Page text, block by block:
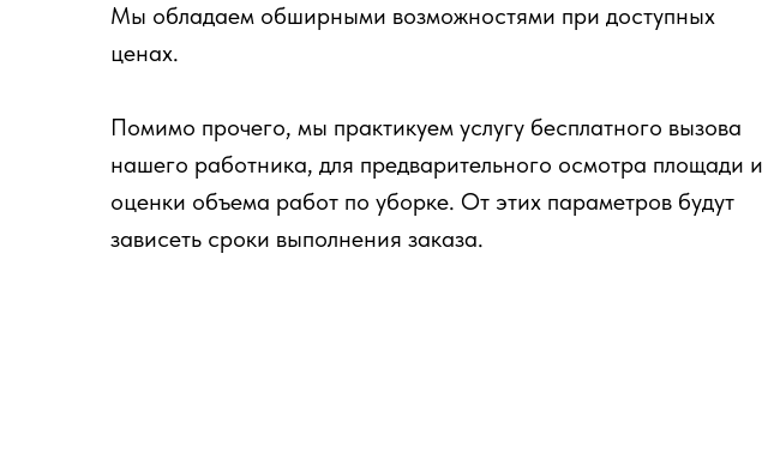
Мы обладаем обширными возможностями при доступных
ценах.
Помимо прочего, мы практикуем услугу бесплатного вызова
нашего работника, для предварительного осмотра площади и
оценки объема работ по уборке. От этих параметров будут
зависеть сроки выполнения заказа.